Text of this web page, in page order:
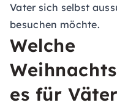
Vater sich selbst
besuchen möchte.
Welche
es für